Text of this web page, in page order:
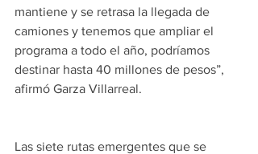
mantiene y se retrasa la llegada de
camiones y tenemos que ampliar el
programa a todo el año, podríamos
destinar hasta 40 millones de pesos”,
afirmó Garza Villarreal.
Las siete rutas emergentes que se